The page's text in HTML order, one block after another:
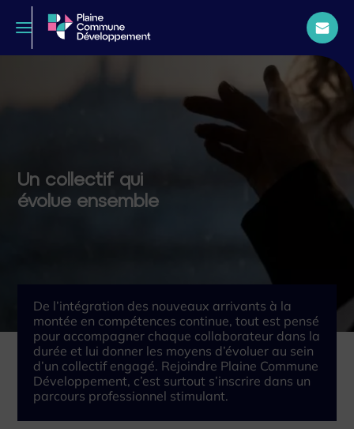
Un collectif qui
évolue ensemble
De l’intégration des nouveaux arrivants à la
montée en compétences continue, tout est pensé
pour accompagner chaque collaborateur dans la
durée et lui donner les moyens d’évoluer au sein
d’un collectif engagé. Rejoindre Plaine Commune
Développement, c’est surtout s’inscrire dans un
parcours professionnel stimulant.